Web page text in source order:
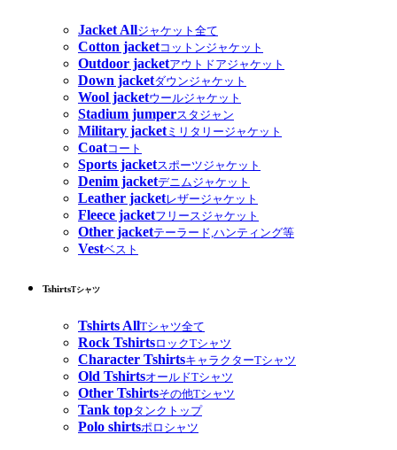
Jacket Allジャケット全て
Cotton jacketコットンジャケット
Outdoor jacketアウトドアジャケット
Down jacketダウンジャケット
Wool jacketウールジャケット
Stadium jumperスタジャン
Military jacketミリタリージャケット
Coatコート
Sports jacketスポーツジャケット
Denim jacketデニムジャケット
Leather jacketレザージャケット
Fleece jacketフリースジャケット
Other jacketテーラード,ハンティング等
Vestベスト
TshirtsTシャツ
Tshirts AllTシャツ全て
Rock TshirtsロックTシャツ
Character TshirtsキャラクターTシャツ
Old TshirtsオールドTシャツ
Other Tshirtsその他Tシャツ
Tank topタンクトップ
Polo shirtsポロシャツ